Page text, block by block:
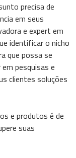
precisa de
em seus
e expert em
identificar o nicho
que possa se
pesquisas e
clientes soluções
e produtos é de
suas